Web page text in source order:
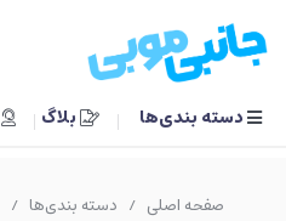
دسته بندی‌ها بلاگ
صفحه اصلی / دسته بندی‌ها /